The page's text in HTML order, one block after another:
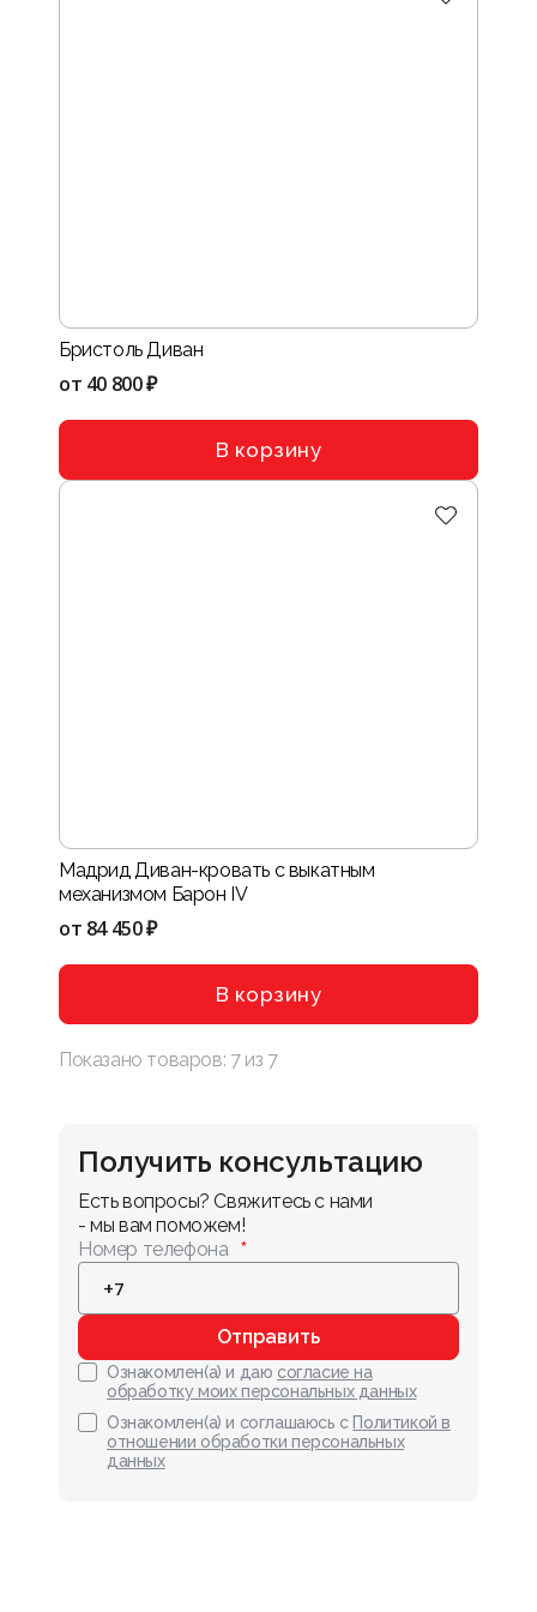
Бристоль Диван
от 40 800 ₽
В корзину
Мадрид Диван-кровать с выкатным
механизмом Барон IV
от 84 450 ₽
В корзину
Показано товаров: 7из 7
Получить консультацию
Есть вопросы? Свяжитесь с нами
- мы вам поможем!
Номер телефона
Отправить
Ознакомлен(а) и даю согласие на
обработку моих персональных данных
Ознакомлен(а) и соглашаюсь с Политикой в
отношении обработки персональных
данных